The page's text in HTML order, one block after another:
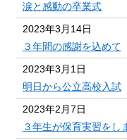
涙と感動の卒業式
2023年3月14日
３年間の感謝を込めて
2023年3月1日
明日から公立高校入試
2023年2月7日
３年生が保育実習をし